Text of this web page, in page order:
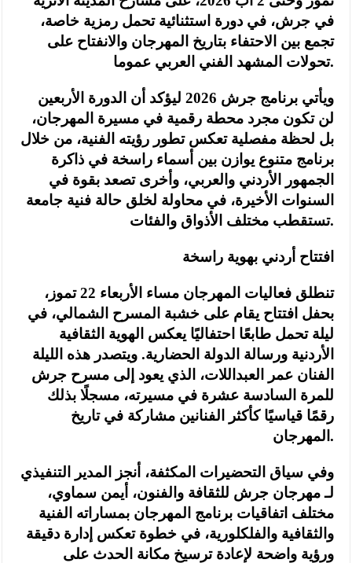
في جرش، في دورة استثنائية تحمل رمزية خاصة،
تجمع بين الاحتفاء بتاريخ المهرجان والانفتاح على
تحولات المشهد الفني العربي عموما.
ويأتي برنامج جرش 2026 ليؤكد أن الدورة الأربعين
لن تكون مجرد محطة رقمية في مسيرة المهرجان،
بل لحظة مفصلية تعكس تطور رؤيته الفنية، من خلال
برنامج متنوع يوازن بين أسماء راسخة في ذاكرة
الجمهور الأردني والعربي، وأخرى تصعد بقوة في
السنوات الأخيرة، في محاولة لخلق حالة فنية جامعة
تستقطب مختلف الأذواق والفئات.
افتتاح أردني بهوية راسخة
تنطلق فعاليات المهرجان مساء الأربعاء 22 تموز،
بحفل افتتاح يقام على خشبة المسرح الشمالي، في
ليلة تحمل طابعًا احتفاليًا يعكس الهوية الثقافية
الأردنية ورسالة الدولة الحضارية. ويتصدر هذه الليلة
الفنان عمر العبداللات، الذي يعود إلى مسرح جرش
للمرة السادسة عشرة في مسيرته، مسجلًا بذلك
رقمًا قياسيًا كأكثر الفنانين مشاركة في تاريخ
المهرجان.
وفي سياق التحضيرات المكثفة، أنجز المدير التنفيذي
لـ مهرجان جرش للثقافة والفنون، أيمن سماوي،
مختلف اتفاقيات برنامج المهرجان بمساراته الفنية
والثقافية والفلكلورية، في خطوة تعكس إدارة دقيقة
ورؤية واضحة لإعادة ترسيخ مكانة الحدث على